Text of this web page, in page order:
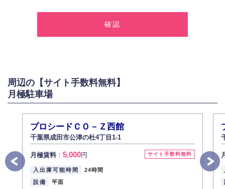
2.個人情報の利用
お問い合わせに対する回答、資料等の送付
採用に関する回答、情報の提供
弊社は取り扱う個人情報の外部への漏洩を防止し、その利用目的に応じて
適切かつ安全に管理します。
4.個人情報の第三者提供
法的義務など正当な理由に基づく要請があった場合を除き、お客様の個人
情報をご本人の同意なく第三者に提供いたしません。
5.個人情報の開示・訂正・削除
周辺の【サイト手数料無料】
月極駐車場
プロシードＣＯ－Ｚ西館
千葉県成田市公津の杜4丁目1-1
サイト手数料無料
月極賃料： 5,000円
入出庫可能時間
24時間
設備
平面